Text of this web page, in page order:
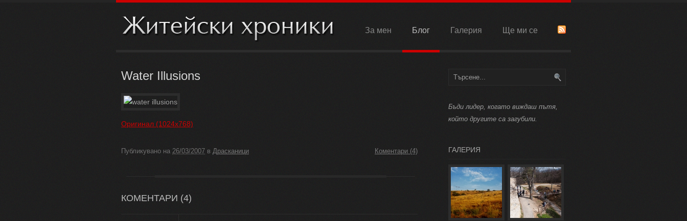
За мен Блог Галерия Ще ми се
Water Illusions
Оригинал (1024х768)
Коментари (4)
Публикувано на 26/03/2007 в Драсканици
КОМЕНТАРИ (4)
Бъди лидер, когато виждаш пътя,
който другите са загубили.
ГАЛЕРИЯ